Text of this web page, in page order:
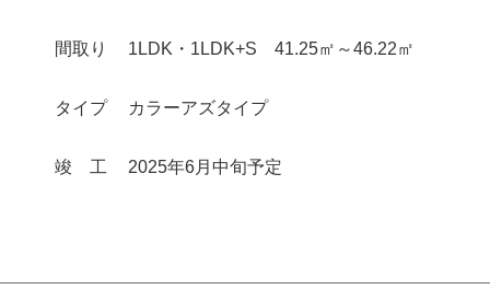
間取り 1LDK・1LDK+S 41.25㎡～46.22㎡
タイプ カラーアズタイプ
竣 工 2025年6月中旬予定